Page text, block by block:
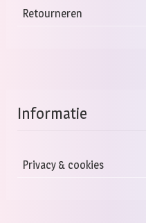
Retourneren
Informatie
Privacy & cookies